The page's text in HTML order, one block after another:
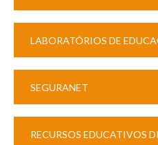
LABORATÓRIOS DE
SEGURANET
RECURSOS EDUCATIVOS